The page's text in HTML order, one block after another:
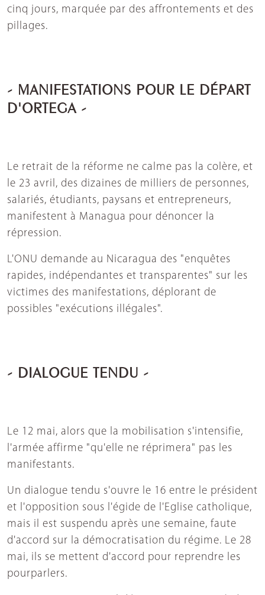
cinq jours, marquée par des affrontements et des
pillages.
- MANIFESTATIONS POUR LE DÉPART
D'ORTEGA -
Le retrait de la réforme ne calme pas la colère, et
le 23 avril, des dizaines de milliers de personnes,
salariés, étudiants, paysans et entrepreneurs,
manifestent à Managua pour dénoncer la
répression.
L'ONU demande au Nicaragua des "enquêtes
rapides, indépendantes et transparentes" sur les
victimes des manifestations, déplorant de
possibles "exécutions illégales".
- DIALOGUE TENDU -
Le 12 mai, alors que la mobilisation s'intensifie,
l'armée affirme "qu'elle ne réprimera" pas les
manifestants.
Un dialogue tendu s'ouvre le 16 entre le président
et l'opposition sous l'égide de l'Eglise catholique,
mais il est suspendu après une semaine, faute
d'accord sur la démocratisation du régime. Le 28
mai, ils se mettent d'accord pour reprendre les
pourparlers.